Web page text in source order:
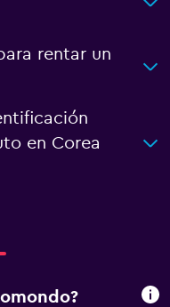
rentar un
en Corea